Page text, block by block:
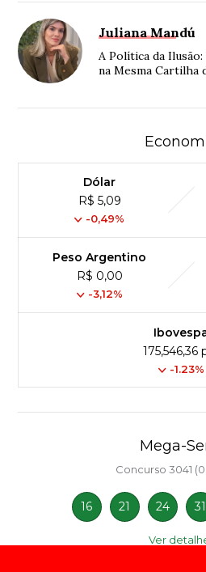
Juliana Mandú
A Política da
na Mesma Cartilha
Dólar
R$ 5,09
-0,49%
Peso Argentino
R$ 0,00
-3,12%
175,546,36
-1.23%
Mega-
Concurso 3041
16 21 24 31
Ver